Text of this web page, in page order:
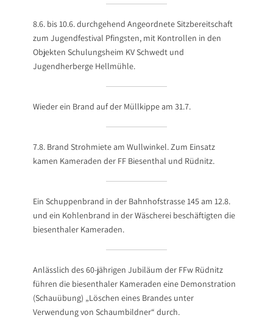
8.6. bis 10.6. durchgehend Angeordnete Sitzbereitschaft
zum Jugendfestival Pfingsten, mit Kontrollen in den
Objekten Schulungsheim KV Schwedt und
Jugendherberge Hellmühle.
Wieder ein Brand auf der Müllkippe am 31.7.
7.8. Brand Strohmiete am Wullwinkel. Zum Einsatz
kamen Kameraden der FF Biesenthal und Rüdnitz.
Ein Schuppenbrand in der Bahnhofstrasse 145 am 12.8.
und ein Kohlenbrand in der Wäscherei beschäftigten die
biesenthaler Kameraden.
Anlässlich des 60-jährigen Jubiläum der FFw Rüdnitz
führen die biesenthaler Kameraden eine Demonstration
(Schauübung) „Löschen eines Brandes unter
Verwendung von Schaumbildner“ durch.